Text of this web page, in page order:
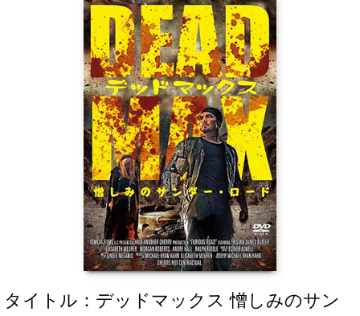
タイトル：デッドマックス 憎しみのサン